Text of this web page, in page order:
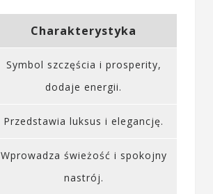
Charakterystyka
Symbol szczęścia i prosperity,
dodaje energii.
Przedstawia luksus i elegancję.
Wprowadza świeżość i spokojny
nastrój.